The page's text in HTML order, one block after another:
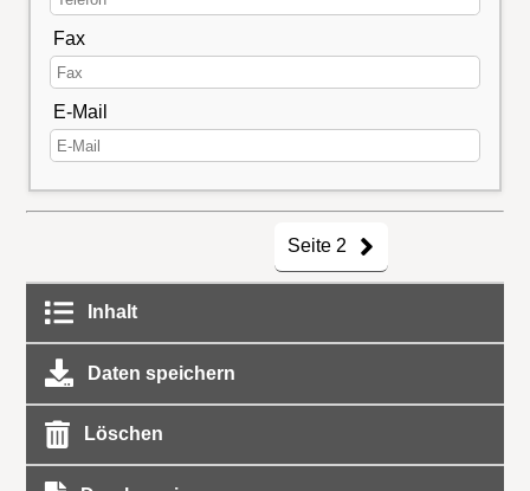
Fax
E-Mail
Seite 2
Inhalt
Daten speichern
Löschen